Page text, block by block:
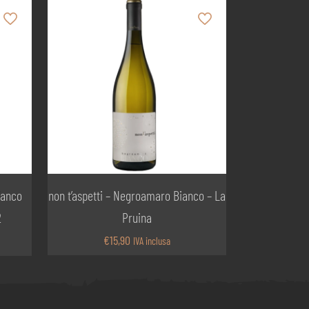
non t’aspetti – Negroamaro Bianco – La
Pruina
€15,90 IVA inclusa